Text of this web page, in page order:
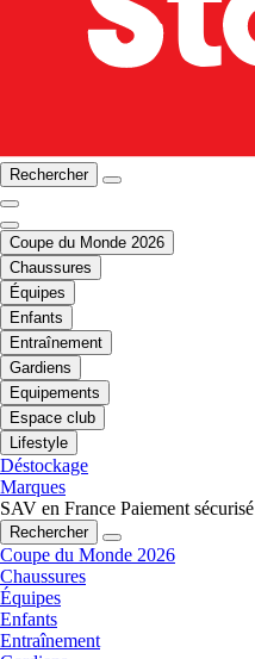
Rechercher
Coupe du Monde 2026
Chaussures
Équipes
Enfants
Entraînement
Gardiens
Equipements
Espace club
Lifestyle
Déstockage
Marques
SAV en France Paiement sécurisé
Rechercher
Coupe du Monde 2026
Chaussures
Équipes
Enfants
Entraînement